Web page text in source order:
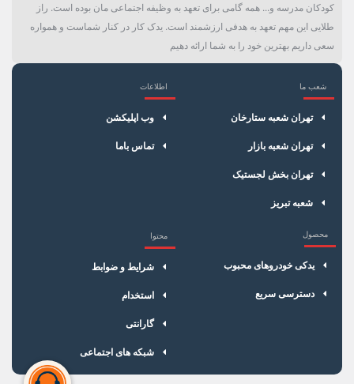
کودکان مدرسه و... همه گامی برای تعهد به وظیفه اجتماعی مان بوده است. راز
طلایی این مهم تعهد به هدفی ارزشمند است. یدک کار در کنار شماست و همواره
سعی داریم بهترین خود را به شما ارائه دهیم
شعب ما
تهران شعبه ستارخان
تهران شعبه بازار
تهران بخش لجستیک
شعبه تبریز
اطلاعات
وب اپلیکشن
تماس باما
محصول
یدکی خودروهای محبوب
دسترسی سریع
محتوا
شرایط و ضوابط
استخدام
گارانتی
شبکه های اجتماعی
×